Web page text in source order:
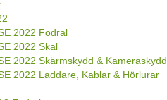
2022 Fodral
2022 Skal
2022 Skärmskydd & Kameraskydd
2022 Laddare, Kablar & Hörlurar